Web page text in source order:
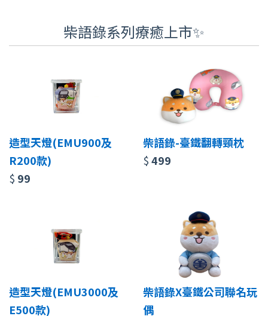
柴語錄系列療癒上市✨
造型天燈(EMU900及
R200款)
$ 99
柴語錄-臺鐵翻轉頸枕
$499
造型天燈(EMU3000及
E500款)
柴語錄X臺鐵公司聯名玩
偶